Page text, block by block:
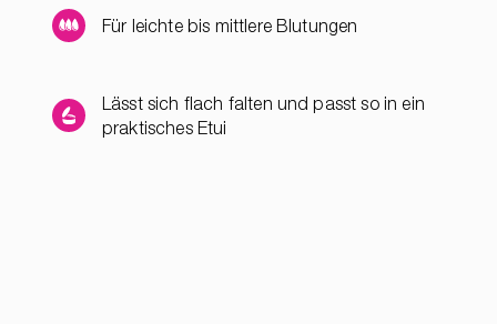
Für leichte bis mittlere Blutungen
Lässt sich flach falten und passt so in ein
praktisches Etui